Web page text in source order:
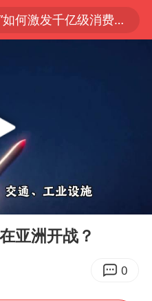
“电影+”如何激发千亿级消费新活力？
一招提升气血
技：股票交易异常波动
亚洲开战？
0